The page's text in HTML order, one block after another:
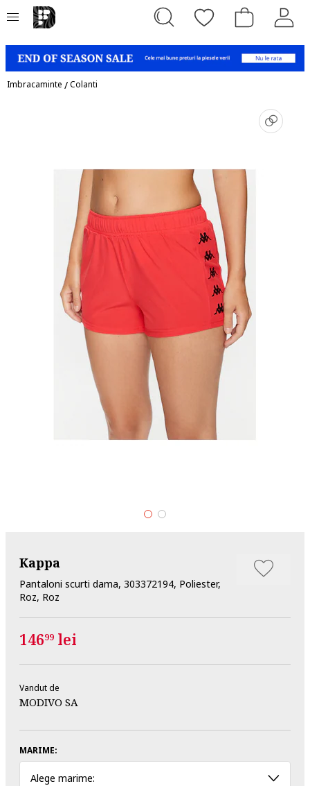
Imbracaminte /Colanti
Kappa
Pantaloni scurti dama, 303372194, Poliester,
Roz, Roz
14699 lei
Vandut de
MODIVO SA
MARIME:
Alege marime: